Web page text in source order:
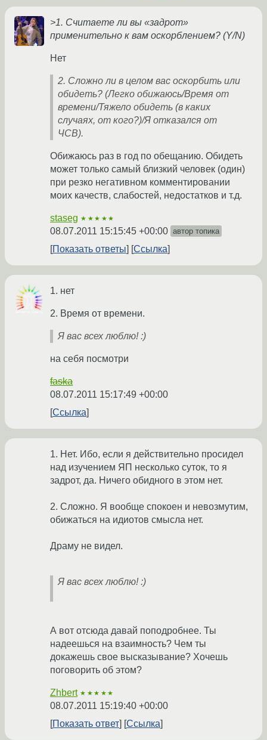
>1. Считаете ли вы «задрот»
применительно к вам оскорблением? (Y/N)
Нет
2. Сложно ли в целом вас оскорбить или
обидеть? (Легко обижаюсь/Время от
времени/Тяжело обидеть (в каких
случаях, от кого?)/Я отказался от
ЧСВ).
Обижаюсь раз в год по обещанию. Обидеть
может только самый близкий человек (один)
при резко негативном комментировании
моих качеств, слабостей, недостатков и т.д.
staseg ★★★★★
08.07.2011 15:15:45 +00:00 автор топика
Показать ответы Ссылка
1. нет
2. Время от времени.
Я вас всех люблю! :)
на себя посмотри
faska
08.07.2011 15:17:49 +00:00
Ссылка
1. Нет. Ибо, если я действительно просидел
над изучением ЯП несколько суток, то я
задрот, да. Ничего обидного в этом нет.
2. Сложно. Я вообще спокоен и невозмутим,
обижаться на идиотов смысла нет.
Драму не видел.
Я вас всех люблю! :)
А вот отсюда давай поподробнее. Ты
надеешься на взаимность? Чем ты
докажешь свое высказывание? Хочешь
поговорить об этом?
Zhbert ★★★★★
08.07.2011 15:19:40 +00:00
Показать ответ
Ссылка